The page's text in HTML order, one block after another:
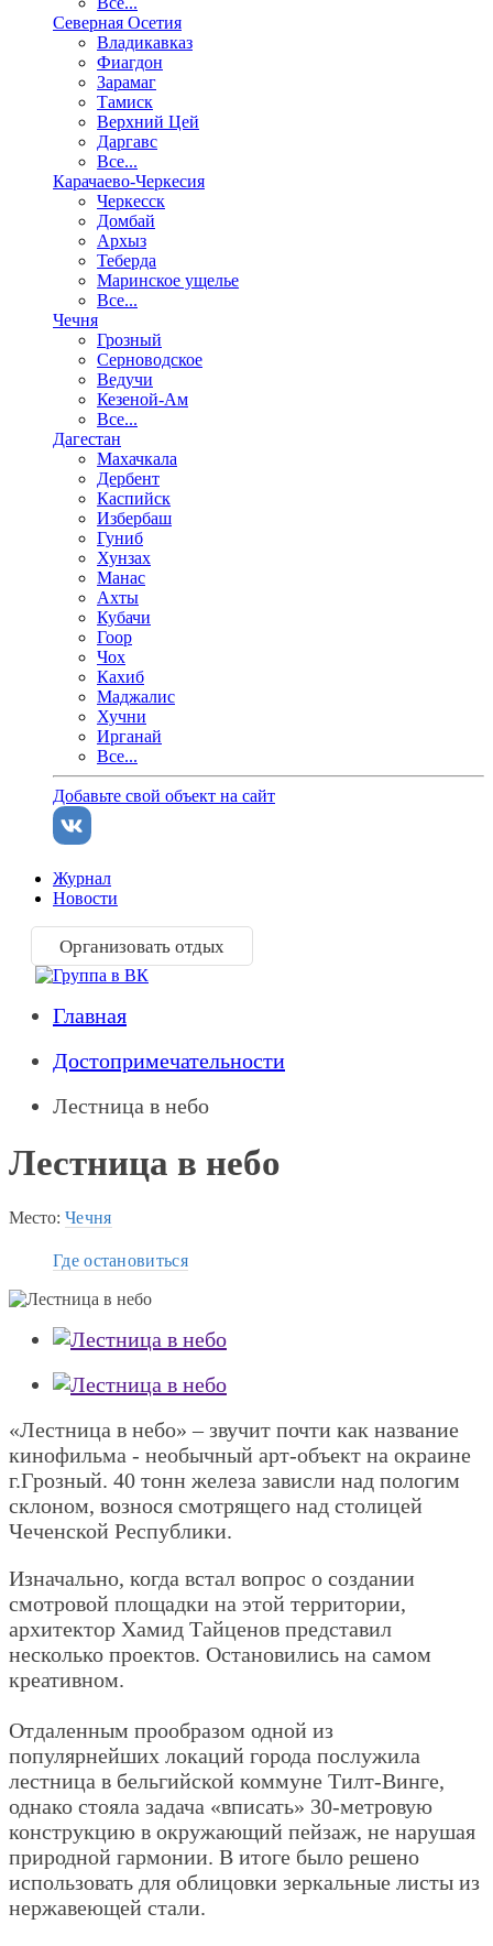
Северная Осетия
Владикавказ
Фиагдон
Зарамаг
Тамиск
Верхний Цей
Даргавс
Все...
Карачаево-Черкесия
Черкесск
Домбай
Архыз
Теберда
Маринское ущелье
Все...
Чечня
Грозный
Серноводское
Ведучи
Кезеной-Ам
Все...
Дагестан
Махачкала
Дербент
Каспийск
Избербаш
Гуниб
Хунзах
Манас
Ахты
Кубачи
Гоор
Чох
Кахиб
Маджалис
Хучни
Ирганай
Все...
Добавьте свой объект на сайт
Журнал
Новости
Организовать отдых
Главная
Достопримечательности
Лестница в небо
Лестница в небо
Место: Чечня
Где остановиться
«Лестница в небо» – звучит почти как название
кинофильма - необычный арт-объект на окраине
г.Грозный. 40 тонн железа зависли над пологим
склоном, вознося смотрящего над столицей
Чеченской Республики.
Изначально, когда встал вопрос о создании
смотровой площадки на этой территории,
архитектор Хамид Тайценов представил
несколько проектов. Остановились на самом
креативном.
Отдаленным прообразом одной из
популярнейших локаций города послужила
лестница в бельгийской коммуне Тилт-Винге,
однако стояла задача «вписать» 30-метровую
конструкцию в окружающий пейзаж, не нарушая
природной гармонии. В итоге было решено
использовать для облицовки зеркальные листы из
нержавеющей стали.